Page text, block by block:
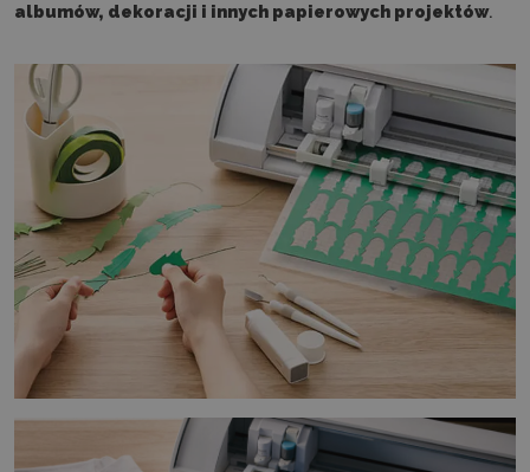
albumów, dekoracji i innych papierowych projektów.